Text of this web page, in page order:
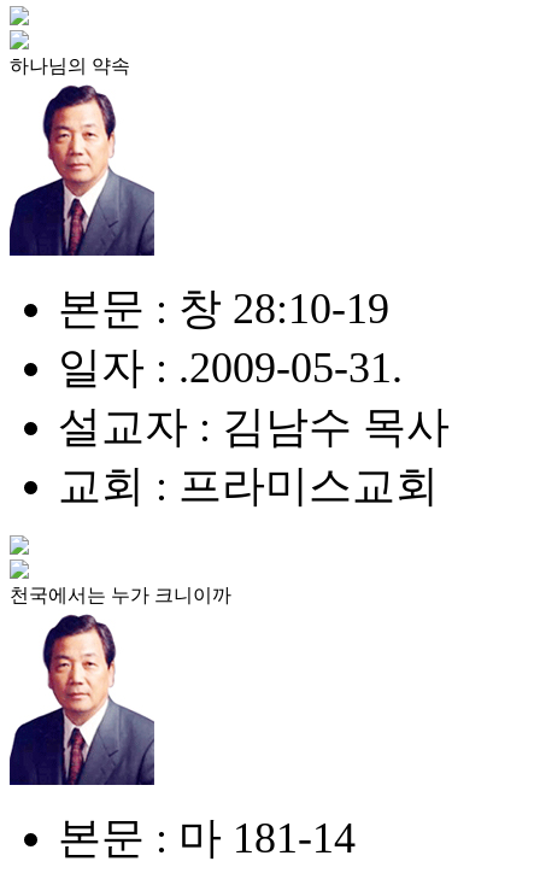
하나님의 약속
본문 : 창 28:10-19
일자 : .2009-05-31.
설교자 : 김남수 목사
교회 : 프라미스교회
천국에서는 누가 크니이까
본문 : 마 181-14